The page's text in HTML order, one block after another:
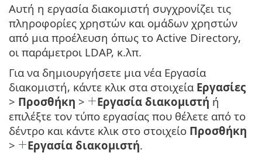
Αυτή η εργασία διακομιστή συγχρονίζει τις
πληροφορίες χρηστών και ομάδων χρηστών
από μια προέλευση όπως το Active Directory,
οι παράμετροι LDAP, κ.λπ.
Για να δημιουργήσετε μια νέα Εργασία
διακομιστή, κάντε κλικ στα στοιχεία Εργασίες
> Προσθήκη > Εργασία διακομιστή ή
επιλέξτε τον τύπο εργασίας που θέλετε από το
δέντρο και κάντε κλικ στο στοιχείο Προσθήκη
>
Εργασία διακομιστή.